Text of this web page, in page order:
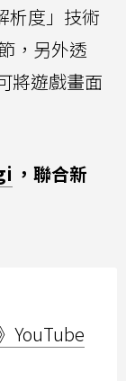
析度」技術
，另外透
將遊戲畫面
，聯合新
YouTube